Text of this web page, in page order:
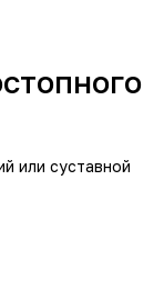
или суставной